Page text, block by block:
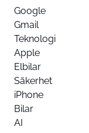
Google
Gmail
Teknologi
Apple
Elbilar
Säkerhet
iPhone
Bilar
AI